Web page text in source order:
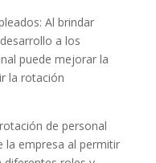
Al brindar
a los
puede mejorar la
la rotación
de personal
la empresa al permitir